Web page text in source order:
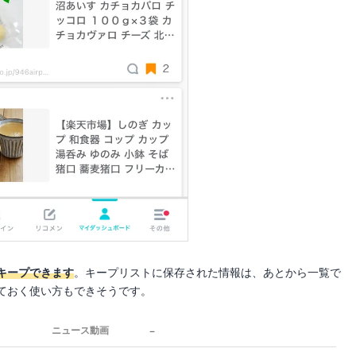
ープできます。キープリストに保存された情報は、あとから一覧で
く使い方もできそうです。
ニュース動画 －